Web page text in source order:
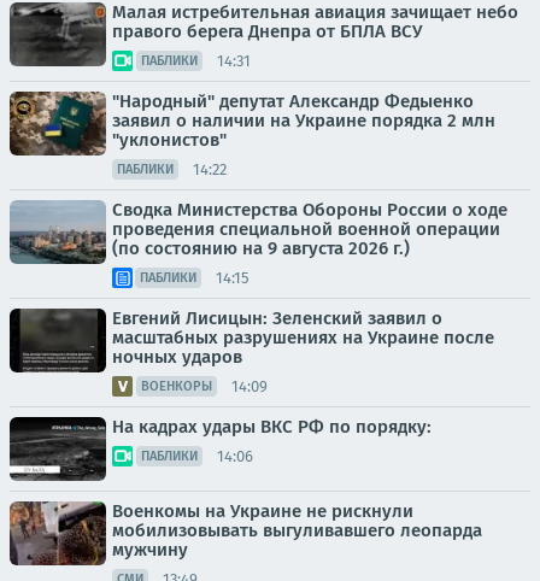
Малая истребительная авиация зачищает небо
правого берега Днепра от БПЛА ВСУ
ПАБЛИКИ 14:31
"Народный" депутат Александр Федыенко
заявил о наличии на Украине порядка 2 млн
"уклонистов"
ПАБЛИКИ 14:22
Сводка Министерства Обороны России о ходе
проведения специальной военной операции
(по состоянию на 9 августа 2026 г.)
ПАБЛИКИ 14:15
Евгений Лисицын: Зеленский заявил о
масштабных разрушениях на Украине после
ночных ударов
ВОЕНКОРЫ 14:09
На кадрах удары ВКС РФ по порядку:
ПАБЛИКИ 14:06
Военкомы на Украине не рискнули
мобилизовывать выгуливавшего леопарда
мужчину